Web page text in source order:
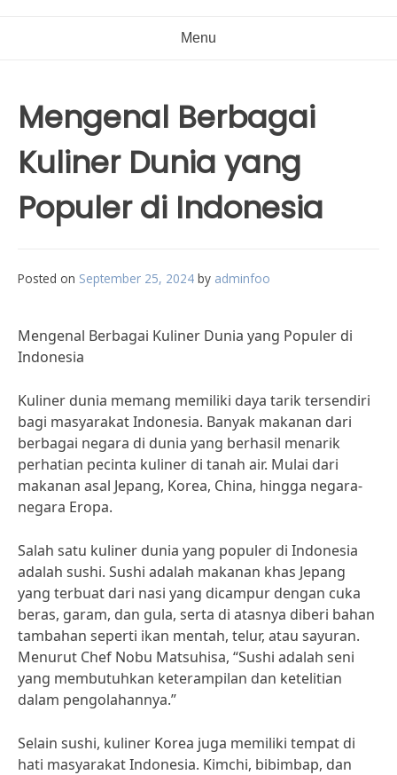
Menu
Mengenal Berbagai
Kuliner Dunia yang
Populer di Indonesia
Posted on September 25, 2024 by adminfoo
Mengenal Berbagai Kuliner Dunia yang Populer di
Indonesia
Kuliner dunia memang memiliki daya tarik tersendiri
bagi masyarakat Indonesia. Banyak makanan dari
berbagai negara di dunia yang berhasil menarik
perhatian pecinta kuliner di tanah air. Mulai dari
makanan asal Jepang, Korea, China, hingga negara-
negara Eropa.
Salah satu kuliner dunia yang populer di Indonesia
adalah sushi. Sushi adalah makanan khas Jepang
yang terbuat dari nasi yang dicampur dengan cuka
beras, garam, dan gula, serta di atasnya diberi bahan
tambahan seperti ikan mentah, telur, atau sayuran.
Menurut Chef Nobu Matsuhisa, “Sushi adalah seni
yang membutuhkan keterampilan dan ketelitian
dalam pengolahannya.”
Selain sushi, kuliner Korea juga memiliki tempat di
hati masyarakat Indonesia. Kimchi, bibimbap, dan